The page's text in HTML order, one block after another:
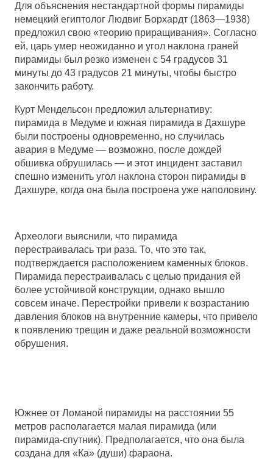
Для объяснения нестандартной формы пирамиды
немецкий египтолог Людвиг Борхардт (1863—1938)
предложил свою «теорию приращивания». Согласно
ей, царь умер неожиданно и угол наклона граней
пирамиды был резко изменен с 54 градусов 31
минуты до 43 градусов 21 минуты, чтобы быстро
закончить работу.
Курт Мендельсон предложил альтернативу:
пирамида в Медуме и южная пирамида в Дахшуре
были построены одновременно, но случилась
авария в Медуме — возможно, после дождей
обшивка обрушилась — и этот инцидент заставил
спешно изменить угол наклона сторон пирамиды в
Дахшуре, когда она была построена уже наполовину.
Археологи выяснили, что пирамида
перестраивалась три раза. То, что это так,
подтверждается расположением каменных блоков.
Пирамида перестраивалась с целью придания ей
более устойчивой конструкции, однако вышло
совсем иначе. Перестройки привели к возрастанию
давления блоков на внутренние камеры, что привело
к появлению трещин и даже реальной возможности
обрушения.
Южнее от Ломаной пирамиды на расстоянии 55
метров располагается малая пирамида (или
пирамида-спутник). Предполагается, что она была
создана для «Ка» (души) фараона.